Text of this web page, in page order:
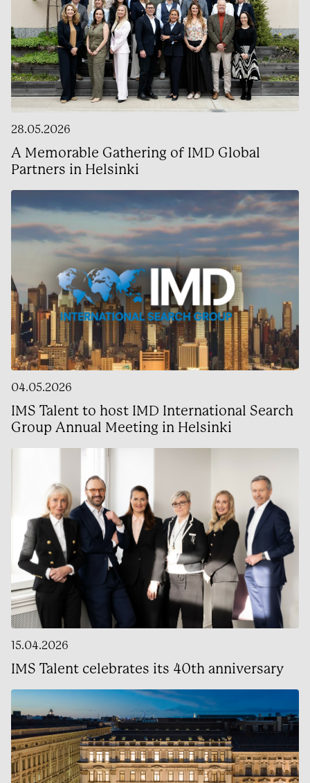
28.05.2026
A Memorable Gathering of IMD Global
Partners in Helsinki
04.05.2026
IMS Talent to host IMD International Search
Group Annual Meeting in Helsinki
15.04.2026
IMS Talent celebrates its 40th anniversary